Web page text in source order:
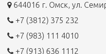
644016 г. Омск, ул.
+7 (3812) 375 232
+7 (983) 111 4010
+7 (913) 636 1112